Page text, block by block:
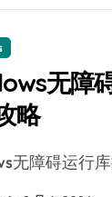
无障
略
无障碍运行